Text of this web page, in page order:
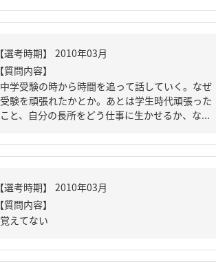
【質問内容】
中学受験の時から時間を追って話していく。なぜ
受験を頑張れたかとか。あとは学生時代頑張った
こと、自分の長所をどう仕事に生かせるか、な...
【質問内容】
覚えてない